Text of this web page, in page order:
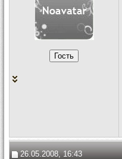
26.05.2008, 16:43